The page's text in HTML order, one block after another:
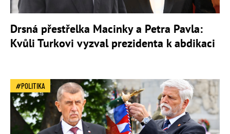
Drsná přestřelka Macinky a Petra Pavla:
Kvůli Turkovi vyzval prezidenta k abdikaci
POLITIKA